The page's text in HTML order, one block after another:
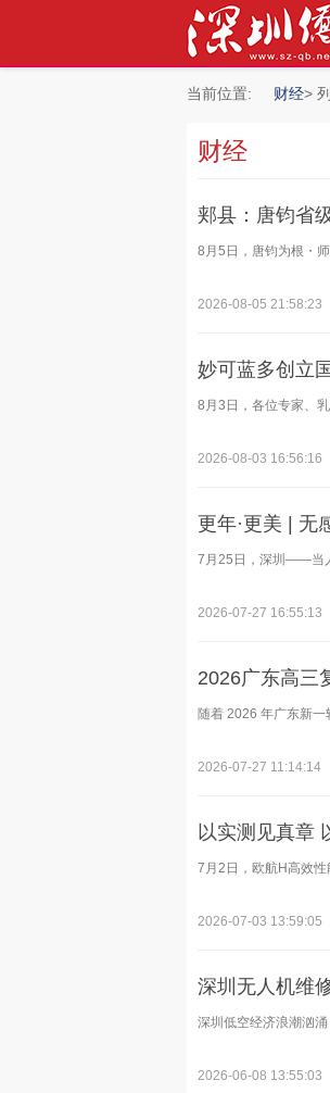
当前位置: 财经>
财经
郏县：唐钧省
8月5日，唐钧为根・
2026-08-05 21:58:23
妙可蓝多创立
8月3日，各位专家、
2026-08-03 16:56:16
更年·更美 | 无
7月25日，深圳——当
2026-07-27 16:55:13
2026广东高三
随着 2026 年广东新
2026-07-27 11:14:14
以实测见真章
7月2日，欧航H高效
2026-07-03 13:59:05
深圳无人机维
深圳低空经济浪潮汹
2026-06-08 13:55:03